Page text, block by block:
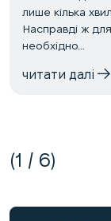
лише кілька
Насправді ж
необхідно…
читати далі
1 / 6